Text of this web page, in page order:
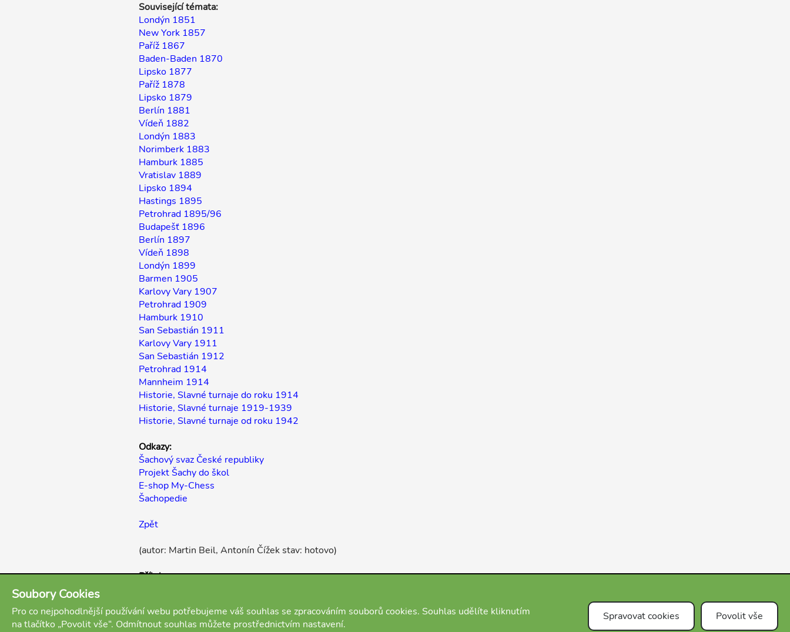
Související témata:
Londýn 1851
New York 1857
Paříž 1867
Baden-Baden 1870
Lipsko 1877
Paříž 1878
Lipsko 1879
Berlín 1881
Vídeň 1882
Londýn 1883
Norimberk 1883
Hamburk 1885
Vratislav 1889
Lipsko 1894
Hastings 1895
Petrohrad 1895/96
Budapešť 1896
Berlín 1897
Vídeň 1898
Londýn 1899
Barmen 1905
Karlovy Vary 1907
Petrohrad 1909
Hamburk 1910
San Sebastián 1911
Karlovy Vary 1911
San Sebastián 1912
Petrohrad 1914
Mannheim 1914
Historie, Slavné turnaje do roku 1914
Historie, Slavné turnaje 1919-1939
Historie, Slavné turnaje od roku 1942
Odkazy:
Šachový svaz České republiky
Projekt Šachy do škol
E-shop My-Chess
Šachopedie
Zpět
(autor: Martin Beil, Antonín Čížek stav: hotovo)
Přílohy:
Čeština
Soubory Cookies
Pro co nejpohodlnější používání webu potřebujeme váš souhlas se zpracováním souborů cookies. Souhlas udělíte kliknutím
na tlačítko „Povolit vše“. Odmítnout souhlas můžete prostřednictvím nastavení.
Spravovat cookies Povolit vše